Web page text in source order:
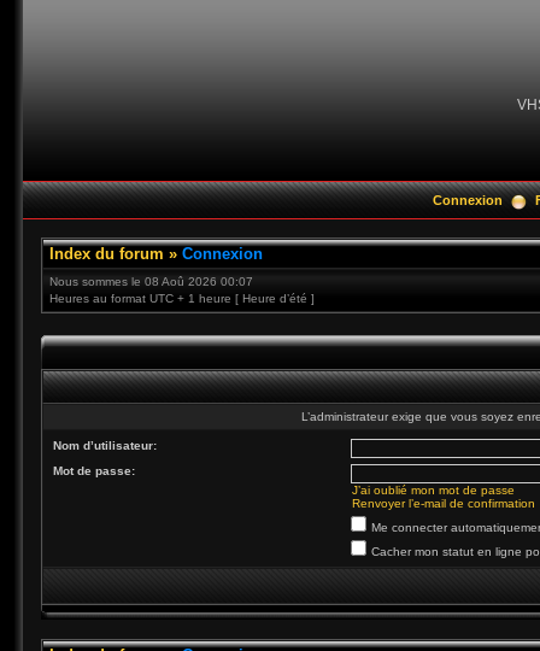
Connexion
Index du forum » Connexion
Nous sommes le 08 Aoû 2026 00:07
Heures au format UTC + 1 heure [ Heure d’été ]
L’administrateur exige que vous soyez
Nom d’utilisateur:
Mot de passe:
J’ai oublié mon mot de passe
Renvoyer l’e-mail de confirmation
Me connecter
Cacher mon statut en ligne